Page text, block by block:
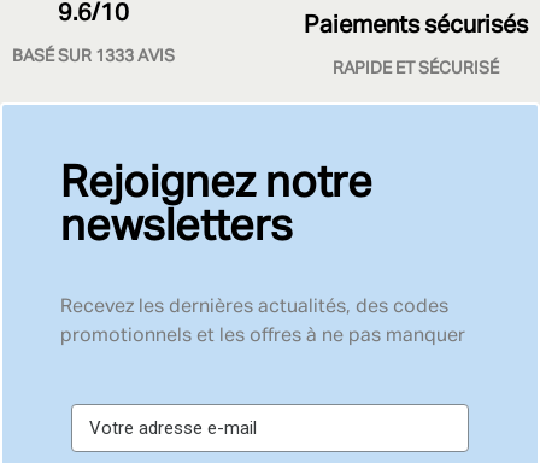
9.6/10
BASÉ SUR 1333 AVIS
Paiements sécurisés
RAPIDE ET SÉCURISÉ
Rejoignez notre
newsletters
Recevez les dernières actualités, des codes
promotionnels et les offres à ne pas manquer